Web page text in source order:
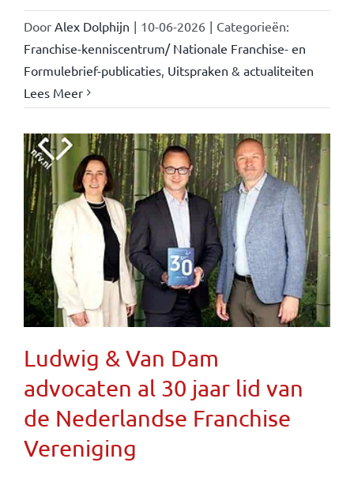
Door Alex Dolphijn | 10-06-2026 | Categorieën:
Franchise-kenniscentrum/ Nationale Franchise- en
Formulebrief-publicaties, Uitspraken & actualiteiten
Lees Meer
Ludwig & Van Dam
advocaten al 30 jaar lid van
de Nederlandse Franchise
Vereniging